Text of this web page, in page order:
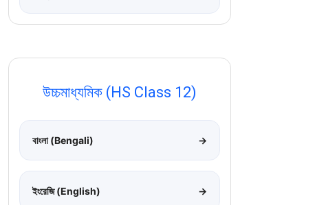
উচ্চমাধ্যমিক (HS Class 12)
বাংলা (Bengali) →
ইংরেজি (English) →